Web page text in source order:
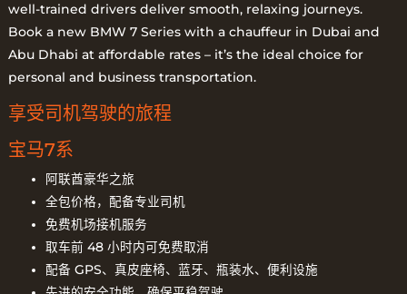
well-trained drivers deliver smooth, relaxing journeys.
Book a new BMW 7 Series with a chauffeur in Dubai and
Abu Dhabi at affordable rates – it’s the ideal choice for
personal and business transportation.
享受司机驾驶的旅程
宝马7系
阿联酋豪华之旅
全包价格，配备专业司机
免费机场接机服务
取车前 48 小时内可免费取消
配备 GPS、真皮座椅、蓝牙、瓶装水、便利设施